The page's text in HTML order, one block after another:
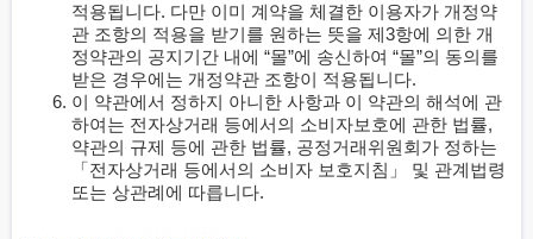
적용됩니다. 다만 이미 계약을 체결한 이용자가 개정약
관 조항의 적용을 받기를 원하는 뜻을 제3항에 의한 개
정약관의 공지기간 내에 “몰”에 송신하여 “몰”의 동의를
받은 경우에는 개정약관 조항이 적용됩니다.
이 약관에서 정하지 아니한 사항과 이 약관의 해석에 관
하여는 전자상거래 등에서의 소비자보호에 관한 법률,
약관의 규제 등에 관한 법률, 공정거래위원회가 정하는
「전자상거래 등에서의 소비자 보호지침」 및 관계법령
또는 상관례에 따릅니다.